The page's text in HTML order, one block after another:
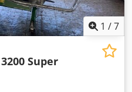
1 /7
Super